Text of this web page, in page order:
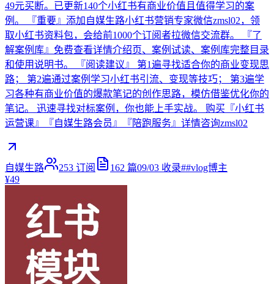
49元买断。已更新140个小红书有商业价值且值得学习的案
例。 『重要』添加自媒生路小红书营销专家微信zmsl02，领
取小红书资料包，会给前1000个订阅者拉微信交流群。 『了
解案例库』免费查看详情介绍页、案例试读、案例库完整目录
和使用说明书。 『阅读建议』 第1遍寻找适合你的商业变现思
路； 第2遍通过案例学习小红书引流、变现等技巧； 第3遍学
习各种有商业价值的爆款笔记的创作思路，模仿借鉴优化你的
笔记。 迅速寻找对标案例，你也能上手实战。 购买『小红书
运营课』『自媒生路会员』『陪跑服务』详情咨询zmsl02
自媒生路 253 订阅 162 篇09/03 收录##vlog博主
¥49